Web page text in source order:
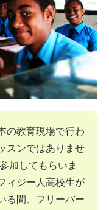
の教育現場で行わ
スンではありませ
加してもらいま
ィジー人高校生が
る間、フリーバー